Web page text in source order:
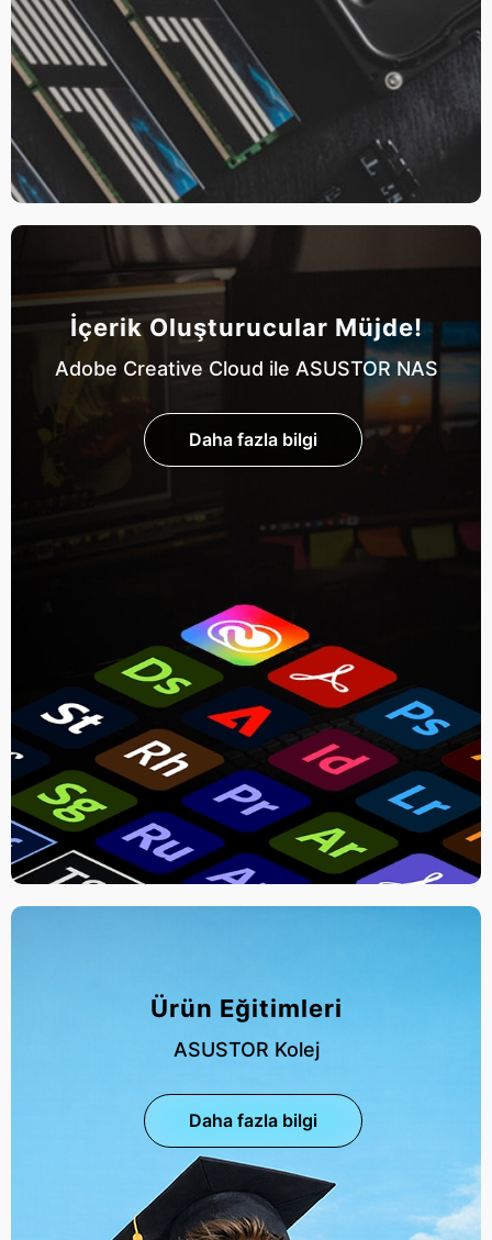
İçerik Oluşturucular Müjde!
Adobe Creative Cloud ile ASUSTOR NAS
Daha fazla bilgi
Ürün Eğitimleri
ASUSTOR Kolej
Daha fazla bilgi